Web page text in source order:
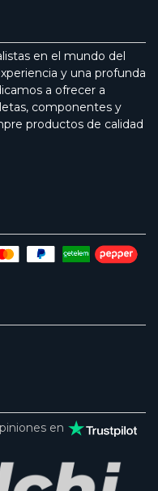
en el mundo del
y una profunda
a ofrecer a
componentes y
productos de calidad
en